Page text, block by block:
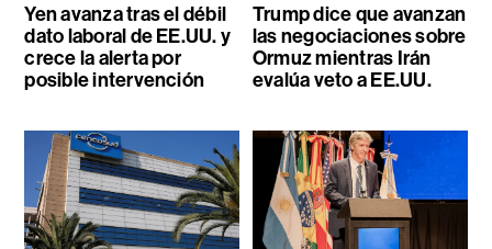
Yen avanza tras el débil
dato laboral de EE.UU. y
crece la alerta por
posible intervención
Trump dice que avanzan
las negociaciones sobre
Ormuz mientras Irán
evalúa veto a EE.UU.